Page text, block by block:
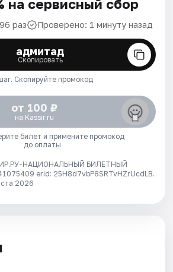
на сервисный сбор
раз Проверено: 1 минуту назад
адмитад
Скопировать
Скопируйте промокод
от 100 ₽
на Kassir.ru
билет и примените промокод
до оплаты
НАЦИОНАЛЬНЫЙ БИЛЕТНЫЙ
erid: 25H8d7vbP8SRTvHZrUcdLB.
2026